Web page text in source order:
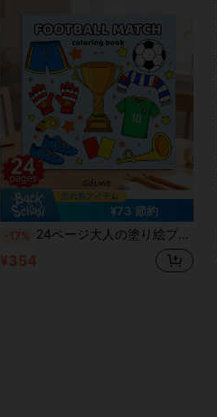
¥73 節約
-17% 24ページ大人の塗り絵ブック、サッカーマッチをテーマにしたパターン、ワールドカップ要素を含む、男の子の誕生日プレゼント、学校再開のギフト、女性サッカーファンへのギフト、教育文具に最適、サイズ7.9x7.9インチ
¥354